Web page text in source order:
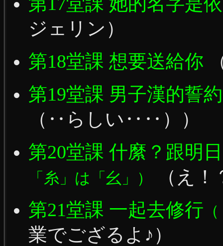
ジェリン）
第18堂課 想要送給你
第19堂課 男子漢的誓
（‥らしい‥‥））
第20堂課 什縻？跟明
「糸」は「幺」）
（え
第21堂課 一起去修行
業でござるよ♪）